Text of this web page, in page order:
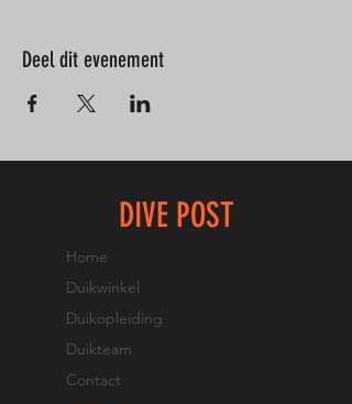
Deel dit evenement
DIVE POST
Home
Duikwinkel
Duikopleiding
Duikteam
Contact